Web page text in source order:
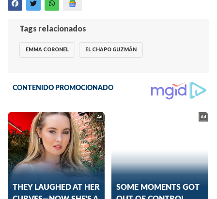
Tags relacionados
EMMA CORONEL EL CHAPO GUZMÁN